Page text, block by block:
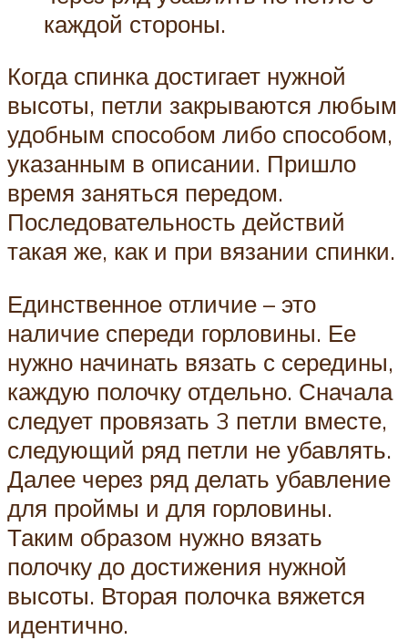
каждой стороны.
Когда спинка достигает нужной
высоты, петли закрываются любым
удобным способом либо способом,
указанным в описании. Пришло
время заняться передом.
Последовательность действий
такая же, как и при вязании спинки.
Единственное отличие – это
наличие спереди горловины. Ее
нужно начинать вязать с середины,
каждую полочку отдельно. Сначала
следует провязать 3 петли вместе,
следующий ряд петли не убавлять.
Далее через ряд делать убавление
для проймы и для горловины.
Таким образом нужно вязать
полочку до достижения нужной
высоты. Вторая полочка вяжется
идентично.